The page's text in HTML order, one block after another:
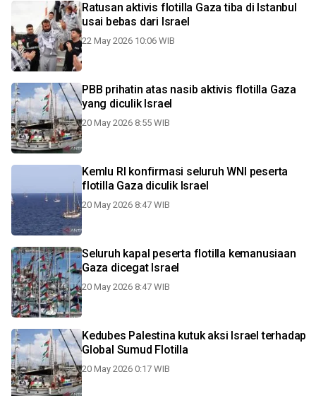
Ratusan aktivis flotilla Gaza tiba di Istanbul
usai bebas dari Israel
22 May 2026 10:06 WIB
PBB prihatin atas nasib aktivis flotilla Gaza
yang diculik Israel
20 May 2026 8:55 WIB
Kemlu RI konfirmasi seluruh WNI peserta
flotilla Gaza diculik Israel
20 May 2026 8:47 WIB
Seluruh kapal peserta flotilla kemanusiaan
Gaza dicegat Israel
20 May 2026 8:47 WIB
Kedubes Palestina kutuk aksi Israel terhadap
Global Sumud Flotilla
20 May 2026 0:17 WIB